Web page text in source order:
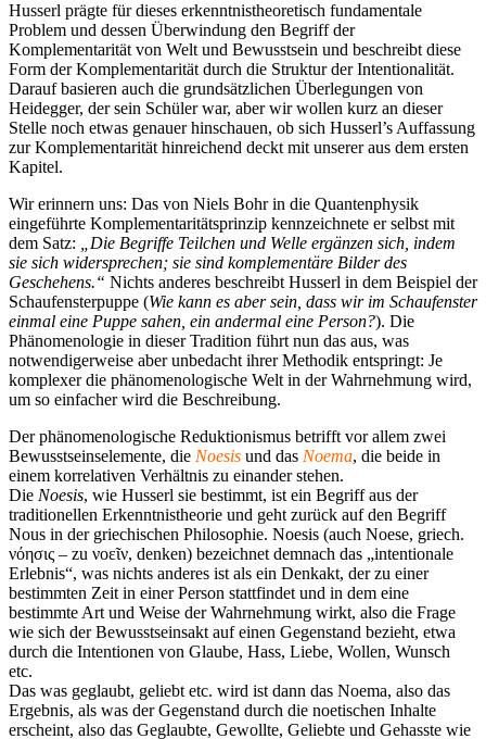
Husserl prägte für dieses erkenntnistheoretisch fundamentale
Problem und dessen Überwindung den Begriff der
Komplementarität von Welt und Bewusstsein und beschreibt diese
Form der Komplementarität durch die Struktur der Intentionalität.
Darauf basieren auch die grundsätzlichen Überlegungen von
Heidegger, der sein Schüler war, aber wir wollen kurz an dieser
Stelle noch etwas genauer hinschauen, ob sich Husserl’s Auffassung
zur Komplementarität hinreichend deckt mit unserer aus dem ersten
Kapitel.
Wir erinnern uns: Das von Niels Bohr in die Quantenphysik
eingeführte Komplementaritätsprinzip kennzeichnete er selbst mit
dem Satz: „Die Begriffe Teilchen und Welle ergänzen sich, indem
sie sich widersprechen; sie sind komplementäre Bilder des
Geschehens.“ Nichts anderes beschreibt Husserl in dem Beispiel der
Schaufensterpuppe (Wie kann es aber sein, dass wir im Schaufenster
einmal eine Puppe sahen, ein andermal eine Person?). Die
Phänomenologie in dieser Tradition führt nun das aus, was
notwendigerweise aber unbedacht ihrer Methodik entspringt: Je
komplexer die phänomenologische Welt in der Wahrnehmung wird,
um so einfacher wird die Beschreibung.
Der phänomenologische Reduktionismus betrifft vor allem zwei
Bewusstseinselemente, die Noesis und das Noema, die beide in
einem korrelativen Verhältnis zu einander stehen.
Die Noesis, wie Husserl sie bestimmt, ist ein Begriff aus der
traditionellen Erkenntnistheorie und geht zurück auf den Begriff
Nous in der griechischen Philosophie. Noesis (auch Noese, griech.
νόησις – zu νοεῖν, denken) bezeichnet demnach das „intentionale
Erlebnis“, was nichts anderes ist als ein Denkakt, der zu einer
bestimmten Zeit in einer Person stattfindet und in dem eine
bestimmte Art und Weise der Wahrnehmung wirkt, also die Frage
wie sich der Bewusstseinsakt auf einen Gegenstand bezieht, etwa
durch die Intentionen von Glaube, Hass, Liebe, Wollen, Wunsch
etc.
Das was geglaubt, geliebt etc. wird ist dann das Noema, also das
Ergebnis, als was der Gegenstand durch die noetischen Inhalte
erscheint, also das Geglaubte, Gewollte, Geliebte und Gehasste wie